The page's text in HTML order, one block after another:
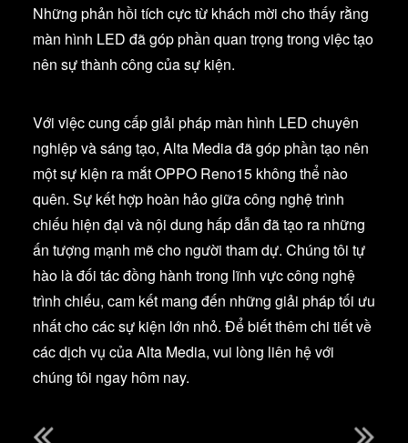
Những phản hồi tích cực từ khách mời cho thấy rằng
màn hình LED đã góp phần quan trọng trong việc tạo
nên sự thành công của sự kiện.
Với việc cung cấp giải pháp màn hình LED chuyên
nghiệp và sáng tạo, Alta Media đã góp phần tạo nên
một sự kiện ra mắt OPPO Reno15 không thể nào
quên. Sự kết hợp hoàn hảo giữa công nghệ trình
chiếu hiện đại và nội dung hấp dẫn đã tạo ra những
ấn tượng mạnh mẽ cho người tham dự. Chúng tôi tự
hào là đối tác đồng hành trong lĩnh vực công nghệ
trình chiếu, cam kết mang đến những giải pháp tối ưu
nhất cho các sự kiện lớn nhỏ. Để biết thêm chi tiết về
các dịch vụ của Alta Media, vui lòng liên hệ với
chúng tôi ngay hôm nay.